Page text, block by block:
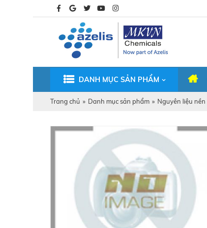
DANH MỤC SẢN PHẨM
Trang chủ » Danh mục sản phẩm » Nguyên liệu nền